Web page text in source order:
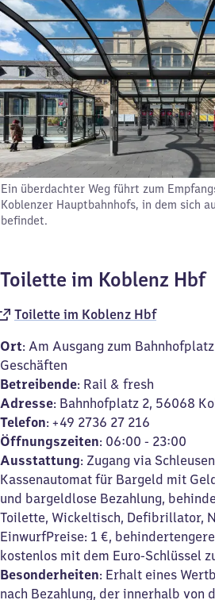
Ein überdachter Weg führt zum
Koblenzer Hauptbahnhofs, in dem sich
befindet.
Toilette im Koblenz Hbf
Toilette im Koblenz Hbf
Ort: Am Ausgang zum
Geschäften
Betreibende: Rail & fresh
Adresse: Bahnhofplatz 2, 56068
Telefon: +49 2736 27 216
Öffnungszeiten: 06:00 - 23:00
Ausstattung: Zugang via
Kassenautomat für Bargeld mit
und bargeldlose Bezahlung,
Toilette, Wickeltisch, Defibrillator,
EinwurfPreise: 1 €,
kostenlos mit dem Euro-Schlüssel
Besonderheiten: Erhalt eines
nach Bezahlung, der innerhalb von